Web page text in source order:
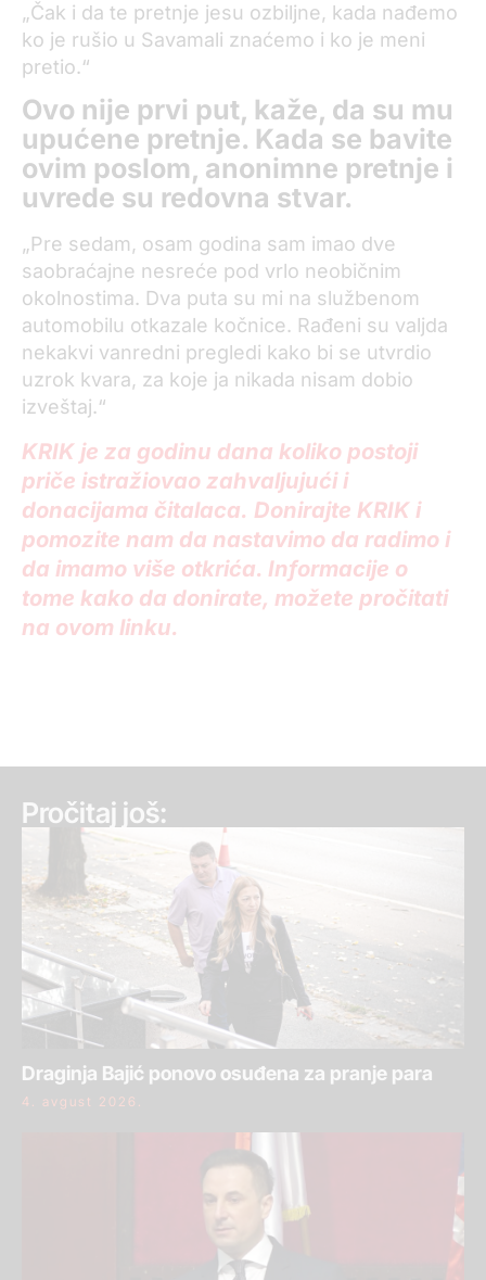
„Čak i da te pretnje jesu ozbiljne, kada nađemo
ko je rušio u Savamali znaćemo i ko je meni
pretio.“
Ovo nije prvi put, kaže, da su mu
upućene pretnje. Kada se bavite
ovim poslom, anonimne pretnje i
uvrede su redovna stvar.
„Pre sedam, osam godina sam imao dve
saobraćajne nesreće pod vrlo neobičnim
okolnostima. Dva puta su mi na službenom
automobilu otkazale kočnice. Rađeni su valjda
nekakvi vanredni pregledi kako bi se utvrdio
uzrok kvara, za koje ja nikada nisam dobio
izveštaj.“
KRIK je za godinu dana koliko postoji
priče istražiovao zahvaljujući i
donacijama čitalaca. Donirajte KRIK i
pomozite nam da nastavimo da radimo i
da imamo više otkrića. Informacije o
tome kako da donirate, možete pročitati
na ovom linku.
Pročitaj još:
Draginja Bajić ponovo osuđena za pranje para
4. avgust 2026.